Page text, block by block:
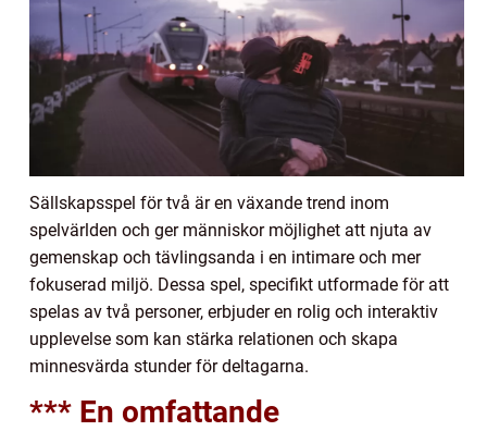
Sällskapsspel för två är en växande trend inom
spelvärlden och ger människor möjlighet att njuta av
gemenskap och tävlingsanda i en intimare och mer
fokuserad miljö. Dessa spel, specifikt utformade för att
spelas av två personer, erbjuder en rolig och interaktiv
upplevelse som kan stärka relationen och skapa
minnesvärda stunder för deltagarna.
*** En omfattande